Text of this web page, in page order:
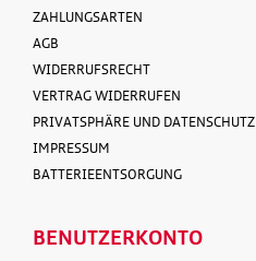
ZAHLUNGSARTEN
AGB
WIDERRUFSRECHT
VERTRAG WIDERRUFEN
PRIVATSPHÄRE UND DATENSCHUTZ
IMPRESSUM
BATTERIEENTSORGUNG
BENUTZERKONTO